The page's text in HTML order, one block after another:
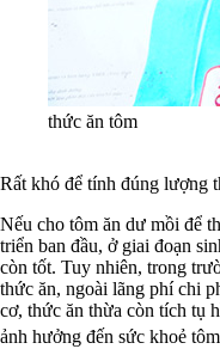
thức ăn tôm
Rất khó để tính đúng lượng
Nếu cho tôm ăn dư mồi để
triển ban đầu, ở giai đoạn
còn tốt. Tuy nhiên, trong
thức ăn, ngoài lãng phí chi
cơ, thức ăn thừa còn tích tụ
ảnh hưởng đến sức khoẻ